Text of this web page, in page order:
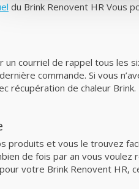
du Brink Renovent HR Vous
un courriel de rappel tous les
commande. Si vous
récupération de chaleur Brink.
produits et vous le trouvez
de fois par an vous
votre Brink Renovent HR,